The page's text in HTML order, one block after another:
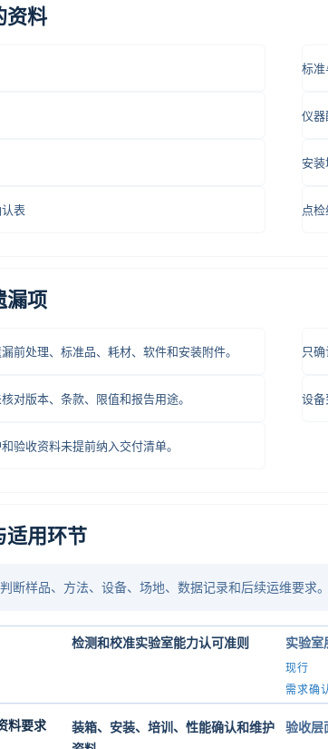
资料
标
仪
安
表 点
漏项
前处理、标准品、耗材、软件和安装附件。 只
对版本、条款、限值和报告用途。 设备
验收资料未提前纳入交付清单。
适用环节
断样品、方法、设备、场地、数据记录和后续运维要求。
检测和校准实验室能力认可准则 实验室
现行
需求确
料要求
装箱、安装、培训、性能确认和维护
验收层